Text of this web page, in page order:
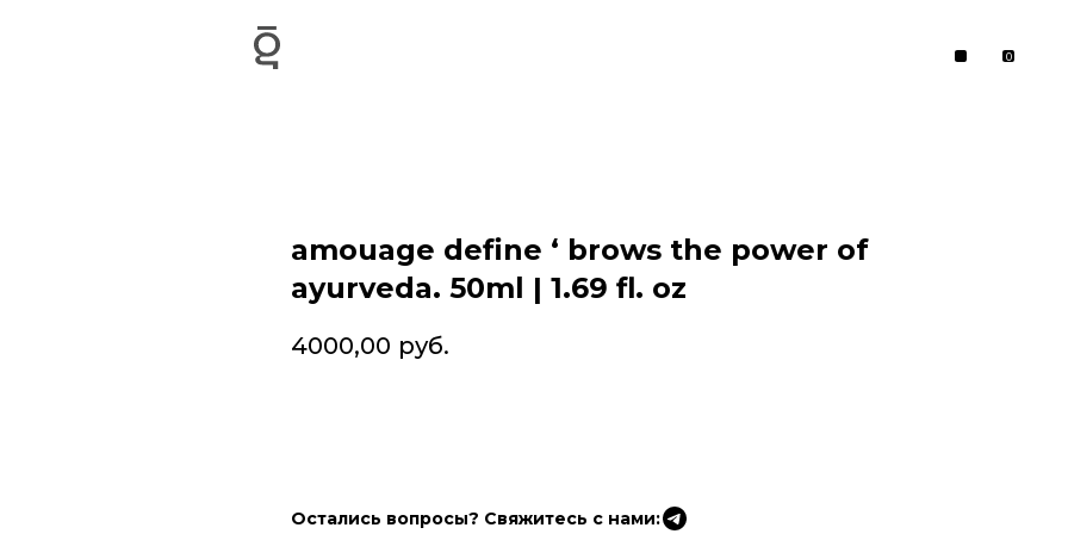
0
amouage define ‘ brows the power of
ayurveda. 50ml | 1.69 fl. oz
4000,00 руб.
Остались вопросы? Свяжитесь с нами: